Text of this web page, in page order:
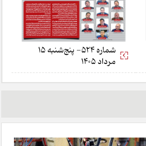
شماره 524- پنج‌شنبه 15
مرداد 1405